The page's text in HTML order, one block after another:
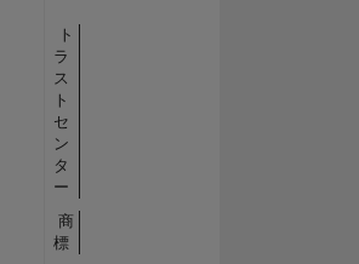
ト
ラ
ス
ト
セ
ン
タ
ー
商
標